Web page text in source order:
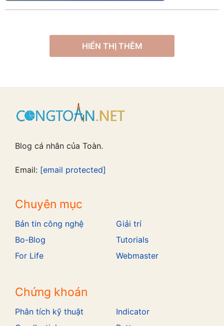
HIỂN THỊ THÊM
Blog cá nhân của Toàn.
Email: [email protected]
Chuyên mục
Bản tin công nghệ
Bo-Blog
For Life
Giải trí
Tutorials
Webmaster
Chứng khoán
Phân tích kỹ thuật
Indicator